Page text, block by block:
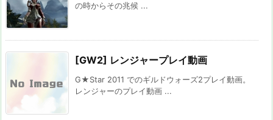
の時からその兆候 ...
[GW2] レンジャープレイ動画
G★Star 2011 でのギルドウォーズ2プレイ動画。
レンジャーのプレイ動画 ...